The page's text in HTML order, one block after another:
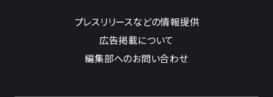
プレスリリースなどの情報提供
広告掲載について
編集部へのお問い合わせ